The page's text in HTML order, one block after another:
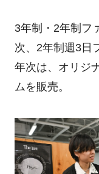
3年制・2年制フ
次、2年制週3日
年次は、オリジ
ムを販売。